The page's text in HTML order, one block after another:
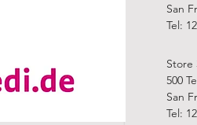
San
​Tel:
Store
500
San
​Tel: